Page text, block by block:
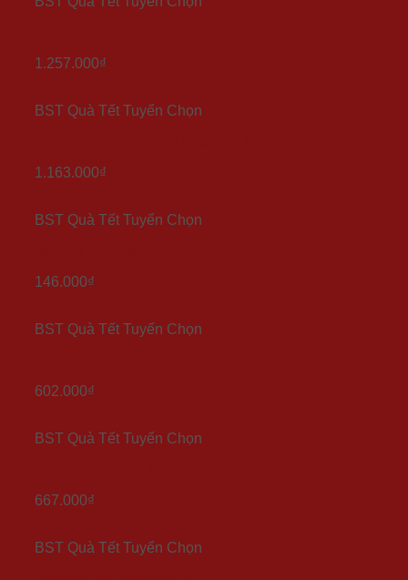
1.257.000₫
BST Quà Tết Tuyển Chọn
1.163.000₫
BST Quà Tết Tuyển Chọn
146.000₫
BST Quà Tết Tuyển Chọn
602.000₫
BST Quà Tết Tuyển Chọn
667.000₫
BST Quà Tết Tuyển Chọn